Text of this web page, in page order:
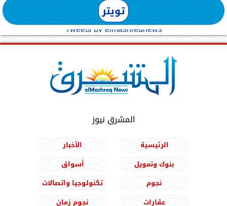
تويتر
Tweets by elmashreqnews
المشرق نيوز
الرئيسية
الأخبار
بنوك وتمويل
أسواق
نجوم
تكنولوجيا واتصالات
عقارات
نجوم زمان